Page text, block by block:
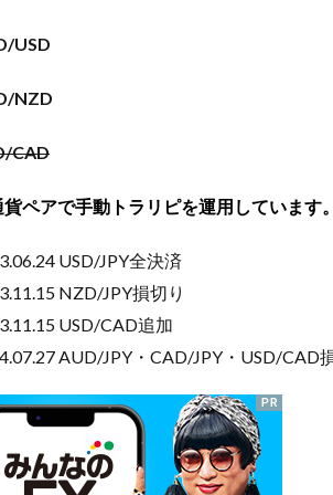
USD
NZD
CAD
貨ペアで手動トラリピを運用しています。
USD/JPY全決済
NZD/JPY損切り
USD/CAD追加
AUD/JPY・CAD/JPY・USD/CAD